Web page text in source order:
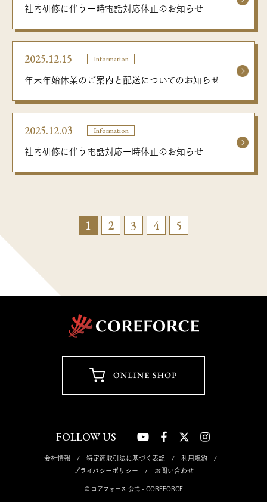
社内研修に伴う一時電話対応休止のお知らせ
2025.12.15 Information
年末年始休業のご案内と配送についてのお知らせ
2025.12.03 Information
社内研修に伴う電話対応一時休止のお知らせ
1 2 3 4 5
会社情報 特定商取引法に基づく表記
利用規約
プライバシーポリシー
お問い合わせ
FOLLOW US
© コアフォース 公式 - COREFORCE